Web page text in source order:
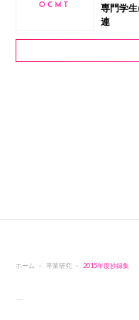
専門学
連
ホーム 卒業研究 2015年度抄録集